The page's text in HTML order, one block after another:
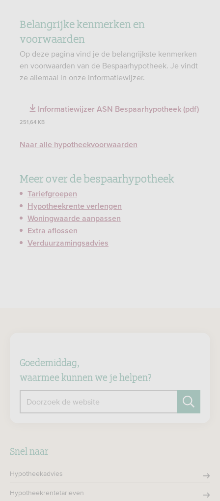
Belangrijke kenmerken en
voorwaarden
Op deze pagina vind je de belangrijkste kenmerken
en voorwaarden van de Bespaarhypotheek. Je vindt
ze allemaal in onze informatiewijzer.
Informatiewijzer ASN Bespaarhypotheek (pdf)
251,64 KB
Naar alle hypotheekvoorwaarden
Meer over de bespaarhypotheek
Tariefgroepen
Hypotheekrente verlengen
Woningwaarde aanpassen
Extra aflossen
Verduurzamingsadvies
Goedemiddag,
waarmee kunnen we je helpen?
Doorzoek de website
Snel naar
Hypotheekadvies
Hypotheekrentetarieven